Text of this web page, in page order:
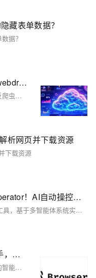
藏表单数据？
据？
深度解析：使用ChromeDriver和webdriver_manager实现无头浏览器爬虫
在现代网络爬虫实践中，动态网页加载和反爬虫机制增加了数据采集的难度。采用无头浏览器技术（如Selenium与ChromeDriver）可有效模拟用户行为、执行JavaScript，获取动态内容。通过设置代理IP、伪装User-Agent和处理Cookies，提升爬虫隐蔽性和稳定性。该方案适用于电商价格监控、社交媒体数据采集和招聘信息抓取等场景，实现更高效的数据获取。
析网页并下载资源
下载资源
Nanobrowser：开源版OpenAI Operator！AI自动操控浏览器，复杂网页任务一键搞定
Nanobrowser 是一款开源的 Chrome 扩展工具，基于多智能体系统实现复杂的网页任务自动化，支持多种大型语言模型，完全免费且注重隐私保护。
Browser Use：开源 AI 浏览器助手，自动完成网页交互任务，支持多标签页管理、视觉识别和内容提取等功能
Browser Use 是一款专为大语言模型设计的智能浏览器工具，支持多标签页管理、视觉识别、内容提取等功能，并能记录和重复执行特定动作，适用于多种应用场景。